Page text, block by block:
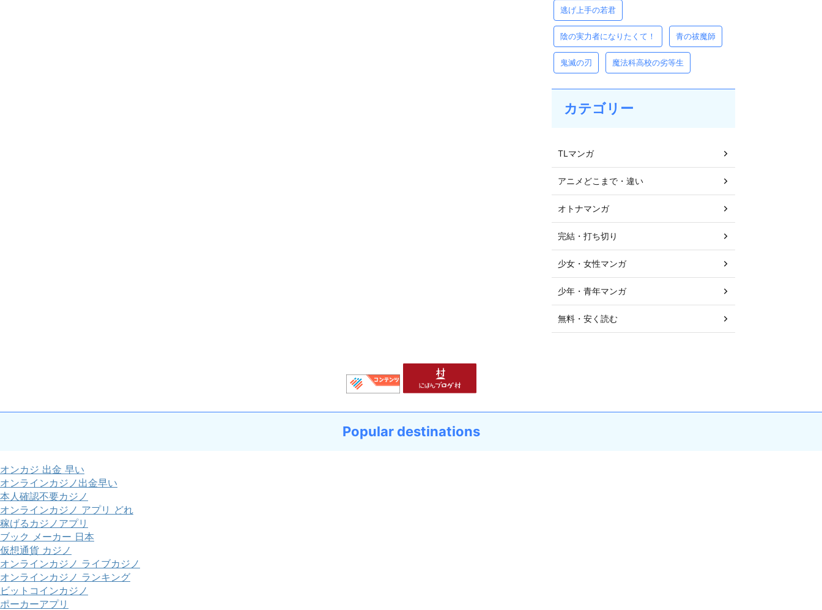
逃げ上手の若君
陰の実力者になりたくて！ 青の祓魔師
鬼滅の刃 魔法科高校の劣等生
カテゴリー
TLマンガ
アニメどこまで・違い
オトナマンガ
完結・打ち切り
少女・女性マンガ
少年・青年マンガ
無料・安く読む
Popular destinations
オンカジ 出金 早い
オンラインカジノ出金早い
本人確認不要カジノ
オンラインカジノ アプリ どれ
稼げるカジノアプリ
ブック メーカー 日本
仮想通貨 カジノ
オンラインカジノ ライブカジノ
オンラインカジノ ランキング
ビットコインカジノ
ポーカーアプリ